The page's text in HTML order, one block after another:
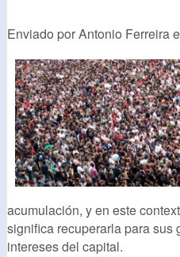
Enviado porAntonio Ferreira
acumulación, y en este
significa recuperarla para sus
intereses del capital.